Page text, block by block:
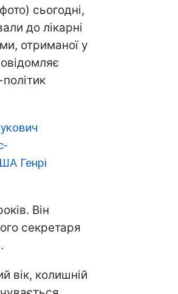
сьогодні,
до лікарні
отриманої у
Генрі
Він
секретаря
вік, колишній